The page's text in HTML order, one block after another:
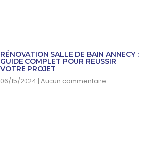
RÉNOVATION SALLE DE BAIN ANNECY :
GUIDE COMPLET POUR RÉUSSIR
VOTRE PROJET
06/15/2024 Aucun commentaire